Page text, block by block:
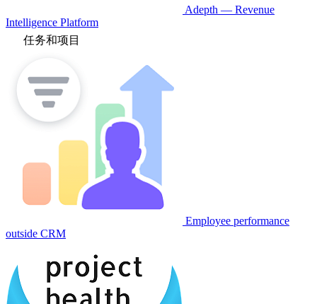
Adepth — Revenue
Intelligence Platform
任务和项目
Employee performance
outside CRM